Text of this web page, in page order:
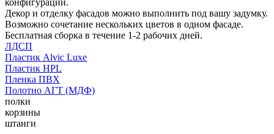
Декор и отделку фасадов можно выполнить под вашу задумку.
Возможно сочетание нескольких цветов в одном фасаде.
Бесплатная сборка в течение 1-2 рабочих дней.
ЛДСП
Пластик Alvic Luxe
Пластик HPL
Пленка ПВХ
Полотно АГТ (МДФ)
полки
корзины
штанги